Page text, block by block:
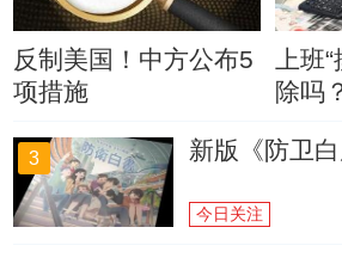
反制美国！中方公布5
项措施
上班
除吗
3 新版《防卫
今日关注